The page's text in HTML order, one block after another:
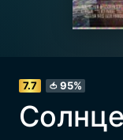
🍅 95%
7.7